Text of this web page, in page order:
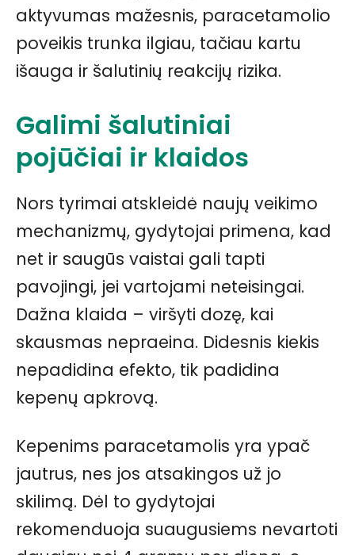
aktyvumas mažesnis, paracetamolio
poveikis trunka ilgiau, tačiau kartu
išauga ir šalutinių reakcijų rizika.
Galimi šalutiniai
pojūčiai ir klaidos
Nors tyrimai atskleidė naujų veikimo
mechanizmų, gydytojai primena, kad
net ir saugūs vaistai gali tapti
pavojingi, jei vartojami neteisingai.
Dažna klaida – viršyti dozę, kai
skausmas nepraeina. Didesnis kiekis
nepadidina efekto, tik padidina
kepenų apkrovą.
Kepenims paracetamolis yra ypač
jautrus, nes jos atsakingos už jo
skilimą. Dėl to gydytojai
rekomenduoja suaugusiems nevartoti